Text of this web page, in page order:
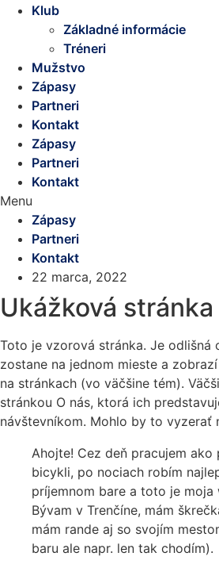
Klub
Základné informácie
Tréneri
Mužstvo
Zápasy
Partneri
Kontakt
Zápasy
Partneri
Kontakt
Menu
Zápasy
Partneri
Kontakt
22 marca, 2022
Ukážková stránka
Toto je vzorová stránka. Je odlišná
zostane na jednom mieste a
na stránkach (vo väčšine tém).
stránkou O nás, ktorá ich
návštevníkom. Mohlo by to vyzerať
Ahojte! Cez deň pracujem ako
bicykli, po nociach robím
príjemnom bare a toto je moja
Bývam v Trenčíne, mám
mám rande aj so svojím
baru ale napr. len tak chodím).